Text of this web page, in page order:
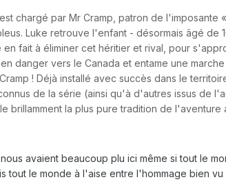
chargé par Mr Cramp, patron de l'imposante
Luke retrouve l'enfant - désormais âgé de
fait à éliminer cet héritier et rival, pour
danger vers le Canada et entame une
! Déjà installé avec succès dans le
de la série (ainsi qu'à d'autres issus de
brillamment la plus pure tradition de
avaient beaucoup plu ici même si tout le
tout le monde à l'aise entre l'hommage bien